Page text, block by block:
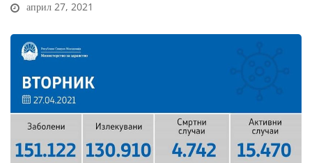
април 27, 2021